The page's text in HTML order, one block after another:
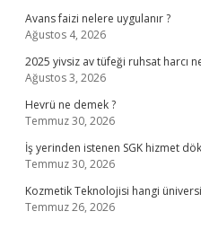
Avans faizi nelere uygulanır ?
Ağustos 4, 2026
2025 yivsiz av tüfeği ruhsat harcı
Ağustos 3, 2026
Hevrü ne demek ?
Temmuz 30, 2026
İş yerinden istenen SGK hizmet
Temmuz 30, 2026
Kozmetik Teknolojisi hangi
Temmuz 26, 2026